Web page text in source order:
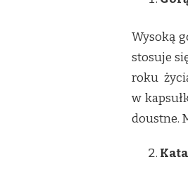
Wysoką
stosuje
roku
w
doustne.